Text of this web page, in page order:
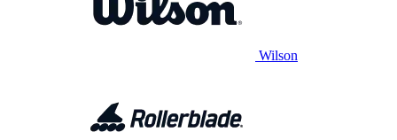
Wilson